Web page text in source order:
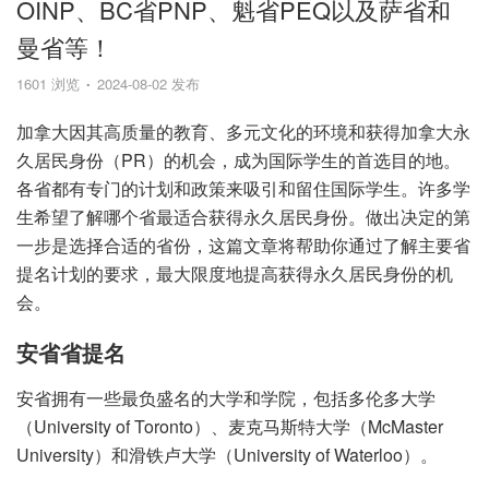
OINP、BC省PNP、魁省PEQ以及萨省和
曼省等！
1601 浏览 2024-08-02 发布
加拿大因其高质量的教育、多元文化的环境和获得加拿大永
久居民身份（PR）的机会，成为国际学生的首选目的地。
各省都有专门的计划和政策来吸引和留住国际学生。许多学
生希望了解哪个省最适合获得永久居民身份。做出决定的第
一步是选择合适的省份，这篇文章将帮助你通过了解主要省
提名计划的要求，最大限度地提高获得永久居民身份的机
会。
安省省提名
安省拥有一些最负盛名的大学和学院，包括多伦多大学
（University of Toronto）、麦克马斯特大学（McMaster
University）和滑铁卢大学（University of Waterloo）。